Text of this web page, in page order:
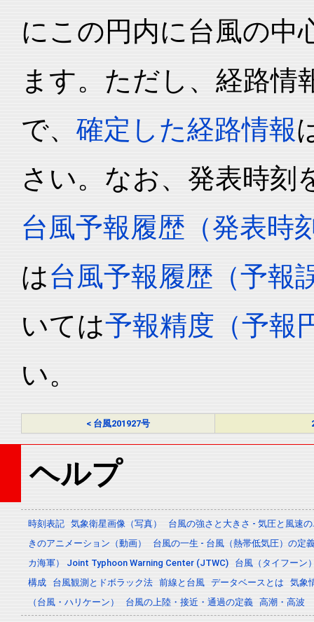
にこの円内に台風の中
ます。ただし、経路情
で、 確定した経路情報
さい。なお、発表時刻
台風予報履歴（発表時
は台風予報履歴（予報
いては予報精度（予報
い。
< 台風201927号
ヘルプ
時刻表記 気象衛星画像（写真）
台風の強さと大きさ - 気圧と風速
きのアニメーション（動画）
台風の一生 - 台風（熱帯低気圧）の定
カ海軍） Joint Typhoon Warning Center (JTWC)
台風（タイフーン
構成
台風観測とドボラック法 前線と台風 データベースとは
気象
（台風・ハリケーン）
台風の上陸・接近・通過の定義 高潮・高波